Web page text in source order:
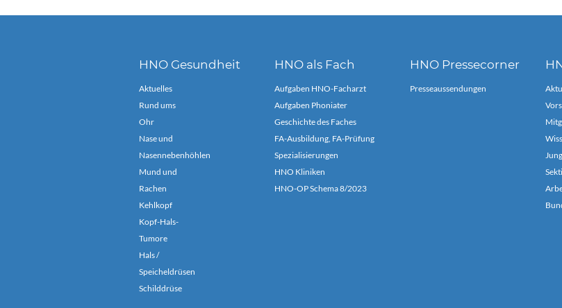
HNO Gesundheit
Aktuelles
Rund ums
Ohr
Nase und
Nasennebenhöhlen
Mund und
Rachen
Kehlkopf
Kopf-Hals-
Tumore
Hals /
Speicheldrüsen
Schilddrüse
HNO als Fach
Aufgaben HNO-Facharzt
Aufgaben Phoniater
Geschichte des Faches
FA-Ausbildung, FA-Prüfung
Spezialisierungen
HNO Kliniken
HNO-OP Schema 8/2023
HNO Pressecorner
Presseaussendungen